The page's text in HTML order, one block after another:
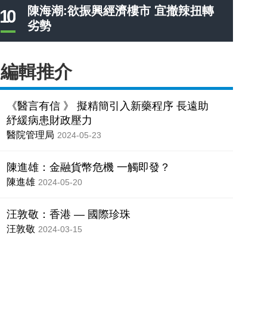
10
陳海潮:欲振興經濟樓市 宜撤辣扭轉
劣勢
編輯推介
《醫言有信 》 擬精簡引入新藥程序 長遠助
紓緩病患財政壓力
醫院管理局 2024-05-23
陳進雄：金融貨幣危機 一觸即發？
陳進雄 2024-05-20
汪敦敬：香港 — 國際珍珠
汪敦敬 2024-03-15